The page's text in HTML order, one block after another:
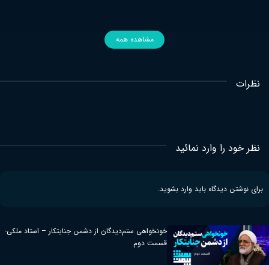
مشاهده همه
نظرات
نظر خود را وارد نمائید
برای نوشتن دیدگاه باید وارد بشوید.
خونخواهی ستم‌دیدگان از دشمن جنایتکار – استاد ملکی-
قسمت دوم